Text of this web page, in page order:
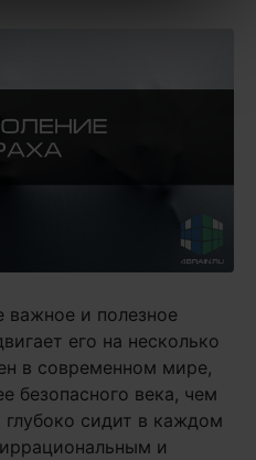
важное и полезное
его на несколько
в современном мире,
безопасного века, чем
сидит в каждом
и